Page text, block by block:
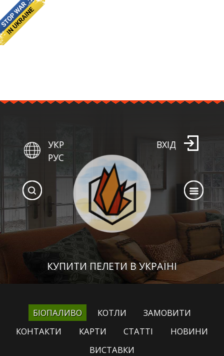
КУПИТИ ПЕЛЕТИ В УКРАЇНІ
УКР
РУС
ВХІД
БІОПАЛИВО КОТЛИ
ЗАМОВИТИ
КОНТАКТИ
КАРТИ СТАТТІ
НОВИНИ
ВИСТАВКИ